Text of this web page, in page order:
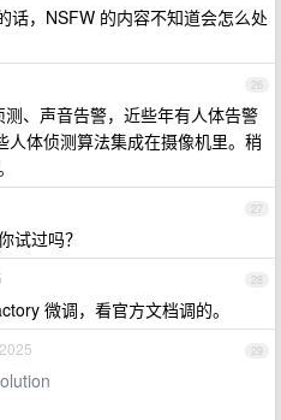
话，NSFW 的内容不知道会怎么处
26
、声音告警，近些年有人体告警
人体侦测算法集成在摄像机里。稍
27
试过吗？
28
微调，看官方文档调的。
29